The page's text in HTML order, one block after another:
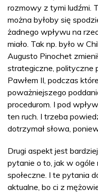
rozmowy z tymi ludźmi.
można byłoby się
żadnego wpływu na
miało. Tak np. było w
Augusto Pinochet
strategiczne, polityczne
Pawłem II, podczas
poważniejszego
procedurom. I pod
ten ruch. I trzeba
dotrzymał słowa,
Drugi aspekt jest
pytanie o to, jak w
społeczne. I te pytania
aktualne, bo ci z